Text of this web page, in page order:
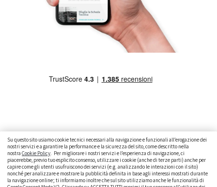
Su questo sito usiamo cookie tecnici necessari alla navigazione e funzionali all’erogazione dei
nostri servizi e a garantire la performance e la sicurezza del sito, come descritto nella
nostra Cookie Policy. Per migliorare i nostri servizi e l’esperienza di navigazione, ci
piacerebbe, previo tuo esplicito consenso, utilizzare i cookie (anche di terze parti) anche per
capire come gli utenti usufruiscono dei servizi (e.g. analizzando le interazioni con il sito)
nonché per analizzare e mostrare la pubblicità definita in base agli interessi mostrati durante
la navigazione online; ti informiamo inoltre che sul sito utilizziamo anche le funzionalità di
CAMBIARE AUTO
GUIDA ALL’ACQUISTO
GUIDE PRATICHE
CURIOSITÀ
DATI ALLA MANO